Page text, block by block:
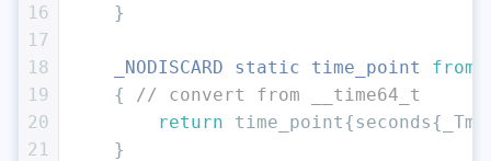
16
17
18
19
20
21
    }
_NODISCARD static time_point
{
// convert from __time64_t
return
    }